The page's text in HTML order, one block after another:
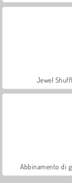
Jewel
Abbinamento di